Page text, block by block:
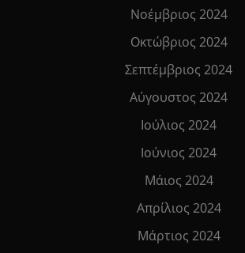
Νοέμβριος 2024
Οκτώβριος 2024
Σεπτέμβριος 2024
Αύγουστος 2024
Ιούλιος 2024
Ιούνιος 2024
Μάιος 2024
Απρίλιος 2024
Μάρτιος 2024